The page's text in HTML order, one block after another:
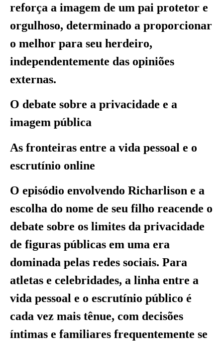
reforça a imagem de um pai protetor e
orgulhoso, determinado a proporcionar
o melhor para seu herdeiro,
independentemente das opiniões
externas.
O debate sobre a privacidade e a
imagem pública
As fronteiras entre a vida pessoal e o
escrutínio online
O episódio envolvendo Richarlison e a
escolha do nome de seu filho reacende o
debate sobre os limites da privacidade
de figuras públicas em uma era
dominada pelas redes sociais. Para
atletas e celebridades, a linha entre a
vida pessoal e o escrutínio público é
cada vez mais tênue, com decisões
íntimas e familiares frequentemente se